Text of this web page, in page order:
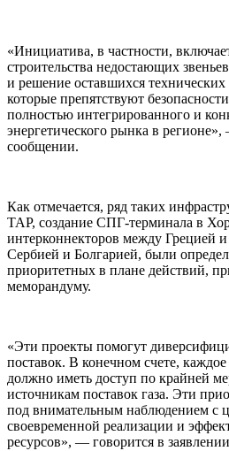
«Инициатива, в частности,
строительства недостающих
и решение оставшихся
которые препятствуют
полностью интегрированного и
энергетического рынка в
сообщении.
Как отмечается, ряд таких
ТАР, создание СПГ-терминала в
интерконнекторов между Грецией
Сербией и Болгарией, были
приоритетных в плане действий,
меморандуму.
«Эти проекты помогут
поставок. В конечном счете, каждое
должно иметь доступ по крайней
источникам поставок газа. Эти
под внимательным наблюдением с
своевременной реализации и
ресурсов», — говорится в